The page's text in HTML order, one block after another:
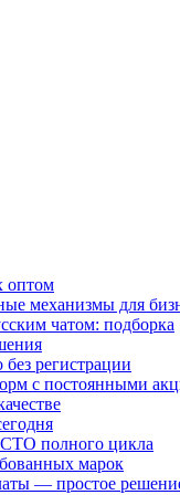
оптом
механизмы для
чатом: подборка
регистрации
с постоянными
полного цикла
марок
— простое